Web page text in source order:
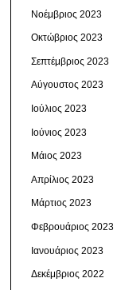
Νοέμβριος 2023
Οκτώβριος 2023
Σεπτέμβριος 2023
Αύγουστος 2023
Ιούλιος 2023
Ιούνιος 2023
Μάιος 2023
Απρίλιος 2023
Μάρτιος 2023
Φεβρουάριος 2023
Ιανουάριος 2023
Δεκέμβριος 2022